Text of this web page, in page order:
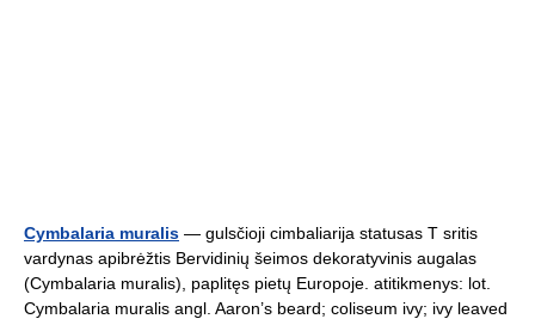
Cymbalaria muralis — gulsčioji cimbaliarija statusas T sritis
vardynas apibrėžtis Bervidinių šeimos dekoratyvinis augalas
(Cymbalaria muralis), paplitęs pietų Europoje. atitikmenys: lot.
Cymbalaria muralis angl. Aaron’s beard; coliseum ivy; ivy leaved